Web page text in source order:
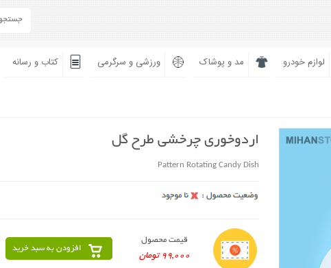
لوازم خودرو مد و پوشاک ورزشی و سرگرمی کتاب و رسانه
اردوخوری چرخشی طرح گل
Pattern Rotating Candy Dish
قیمت محصول
99,000 تومان
افزودن به سبد خرید